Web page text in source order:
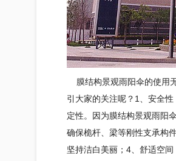
膜结构景观雨阳伞的使用
引大家的关注呢？1、安全
定性。因为膜结构景观雨阳
确保桅杆、梁等刚性支承构
坚持洁白美丽；4、舒适空